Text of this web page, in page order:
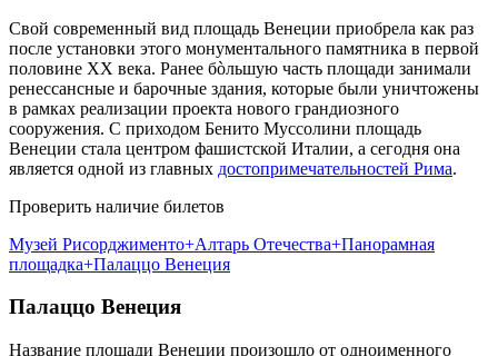
Свой современный вид площадь Венеции приобрела как раз
после установки этого монументального памятника в первой
половине XX века. Ранее бòльшую часть площади занимали
ренессансные и барочные здания, которые были уничтожены
в рамках реализации проекта нового грандиозного
сооружения. С приходом Бенито Муссолини площадь
Венеции стала центром фашистской Италии, а сегодня она
является одной из главных достопримечательностей Рима.
Проверить наличие билетов
Музей Рисорджименто+Алтарь Отечества+Панорамная
площадка+Палаццо Венеция
Палаццо Венеция
Название площади Венеции произошло от одноименного